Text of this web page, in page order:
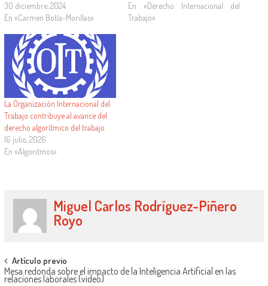
30 diciembre, 2024
En «Carmen Botía-Morillas»
En «Derecho Internacional del
Trabajo»
La Organización Internacional del
Trabajo contribuye al avance del
derecho algorítmico del trabajo
16 julio, 2026
En «Algoritmos»
Miguel Carlos Rodríguez-Piñero
Royo
Artículo previo
Mesa redonda sobre el impacto de la Inteligencia Artificial en las
relaciones laborales (video)